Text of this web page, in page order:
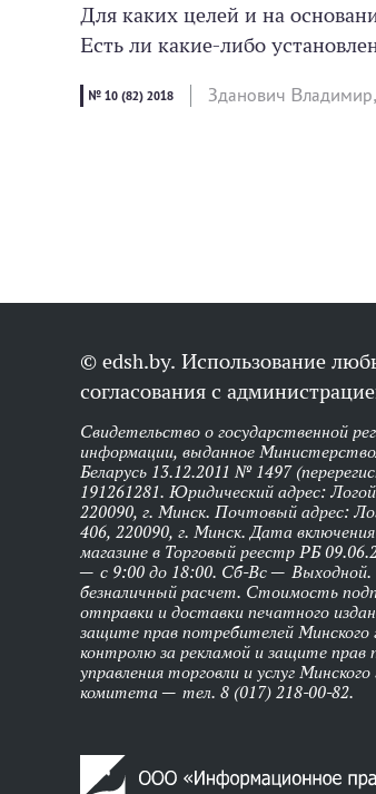
Для каких целей и на
Есть ли какие-либо
№ 10 (82) 2018 Зданович Владимир,
© edsh.by. Использование
согласования с
Свидетельство о государственной
информации, выданное
Беларусь 13.12.2011 № 1497
191261281. Юридический адрес:
220090, г. Минск. Почтовый адрес:
406, 220090, г. Минск. Дата
магазине в Торговый реестр РБ
— с 9:00 до 18:00. Сб-Вс —
безналичный расчет. Стоимость
отправки и доставки печатного
защите прав потребителей Минского
контролю за рекламой и защите прав
управления торговли и услуг
комитета — тел. 8 (017) 218-00-82.